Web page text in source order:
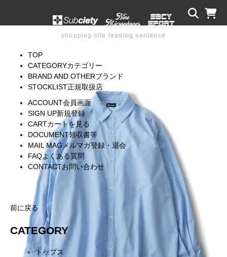
TOP
CATEGORYカテゴリー
BRAND AND OTHERブランド
STOCKLIST正規取扱店
ACCOUNT会員画面
SIGN UP新規登録
CARTカートを見る
DOCUMENT領収書等
MAIL MAGメルマガ登録・退会
FAQよくある質問
CONTACTお問い合わせ
前に戻る
CATEGORY
トップス
shopping site leading sentence